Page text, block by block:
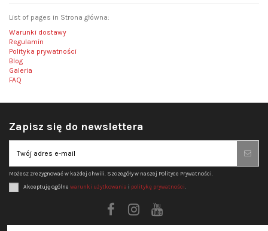
List of pages in Strona główna:
Warunki dostawy
Regulamin
Polityka prywatności
Blog
Galeria
FAQ
Zapisz się do newslettera
Możesz zrezygnować w każdej chwili. Szczegóły w naszej Polityce Prywatności.
Akceptuję ogólne warunki użytkowania i politykę prywatności